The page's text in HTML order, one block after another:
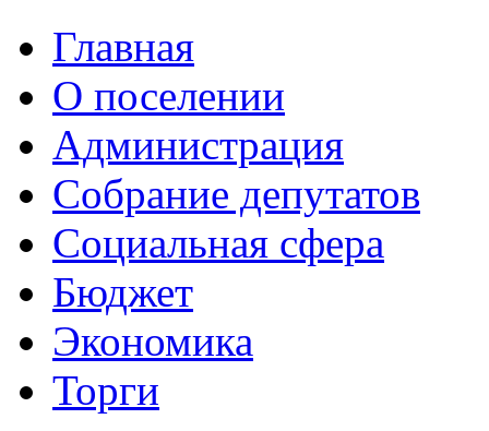
Главная
О поселении
Администрация
Собрание депутатов
Социальная сфера
Бюджет
Экономика
Торги